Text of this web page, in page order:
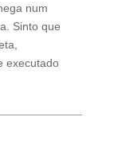
num
Sinto que
executado